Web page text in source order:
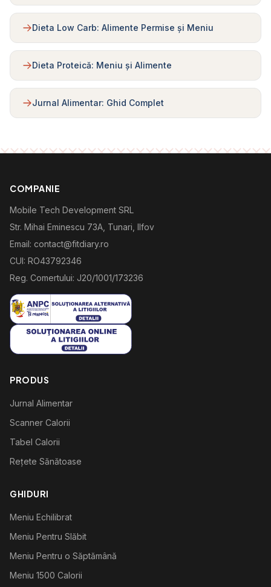
Dieta Low Carb: Alimente Permise și Meniu
Dieta Proteică: Meniu și Alimente
Jurnal Alimentar: Ghid Complet
COMPANIE
Mobile Tech Development SRL
Str. Mihai Eminescu 73A, Tunari, Ilfov
Email: contact@fitdiary.ro
CUI: RO43792346
Reg. Comertului: J20/1001/173236
PRODUS
Jurnal Alimentar
Scanner Calorii
Tabel Calorii
Rețete Sănătoase
GHIDURI
Meniu Echilibrat
Meniu Pentru Slăbit
Meniu Pentru o Săptămână
Meniu 1500 Calorii